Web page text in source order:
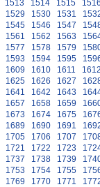
1513 1514 1515
1529 1530 1531
1545 1546 1547
1561 1562 1563
1577 1578 1579
1593 1594 1595
1609 1610 1611
1625 1626 1627
1641 1642 1643
1657 1658 1659
1673 1674 1675
1689 1690 1691
1705 1706 1707
1721 1722 1723
1737 1738 1739
1753 1754 1755
1769 1770 1771